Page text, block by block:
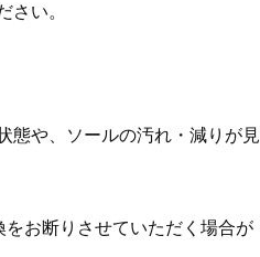
さい。
態や、ソールの汚れ・減りが見
お断りさせていただく場合が